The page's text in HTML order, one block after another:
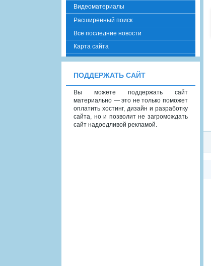
Видеоматериалы
Расширенный поиск
Все последние новости
Карта сайта
ПОДДЕРЖАТЬ САЙТ
Вы можете поддержать сайт
материально — это не только поможет
оплатить хостинг, дизайн и разработку
сайта, но и позволит не загромождать
сайт надоедливой рекламой.